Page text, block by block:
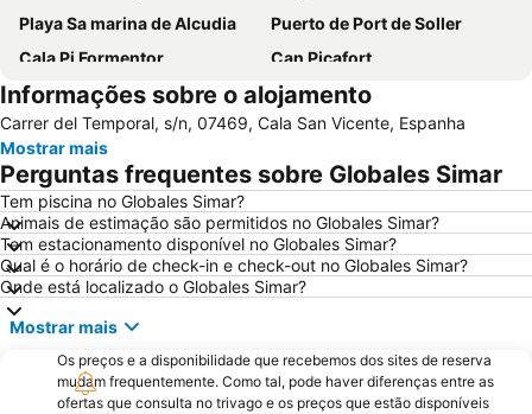
Playa Sa marina de Alcudia
Puerto de Port de Soller
Cala Pi Formentor
Can Picafort
Parc Natural de s'Albufera de Mallorca
Puerto de Valdemossa - Sa Marina
S´Illot - Cala Moreja
Cala Agulla
Arenal de sa Canova
Sant Jordi
Platja des Morer Vermell
Cidade Romana de Pollentia
Cala Deiá
Club Náutico Cala Ratjada
Santuário de Lluc
Playa Son Baulo
Cap Formentor
Son Espanyol
Playa Tamarells
Hidropark
Serra de Tramontana
Sa Font de Sa Cala
Platja de Canyamel
Informações sobre o alojamento
Carrer del Temporal, s/n, 07469, Cala San Vicente, Espanha
Mostrar mais
Perguntas frequentes sobre Globales Simar
Tem piscina no Globales Simar?
Animais de estimação são permitidos no Globales Simar?
Tem estacionamento disponível no Globales Simar?
Qual é o horário de check-in e check-out no Globales Simar?
Onde está localizado o Globales Simar?
Mostrar mais
Os preços e a disponibilidade que recebemos dos sites de reserva
mudam frequentemente. Como tal, pode haver diferenças entre as
ofertas que consulta no trivago e os preços que estão disponíveis